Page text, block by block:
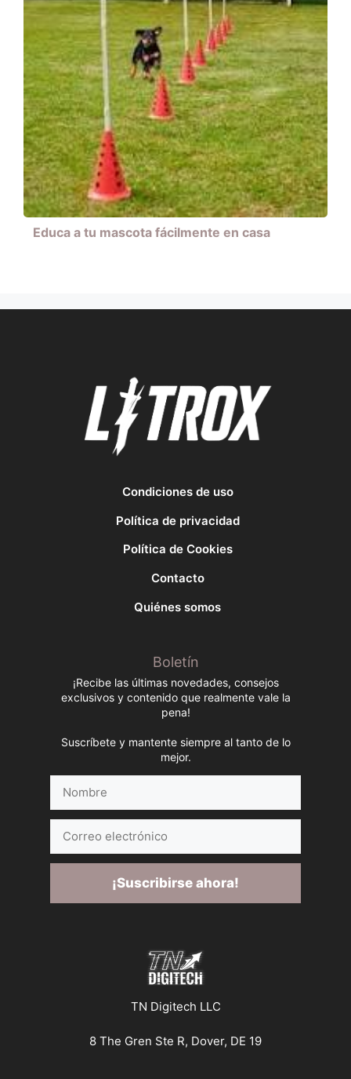
Educa a tu mascota fácilmente en casa
Condiciones de uso
Política de privacidad
Política de Cookies
Contacto
Quiénes somos
Boletín
¡Recibe las últimas novedades, consejos
exclusivos y contenido que realmente vale la
pena!
Suscríbete y mantente siempre al tanto de lo
mejor.
electrónico
¡Suscribirse ahora!
TN Digitech LLC
8 The Gren Ste R, Dover, DE 19